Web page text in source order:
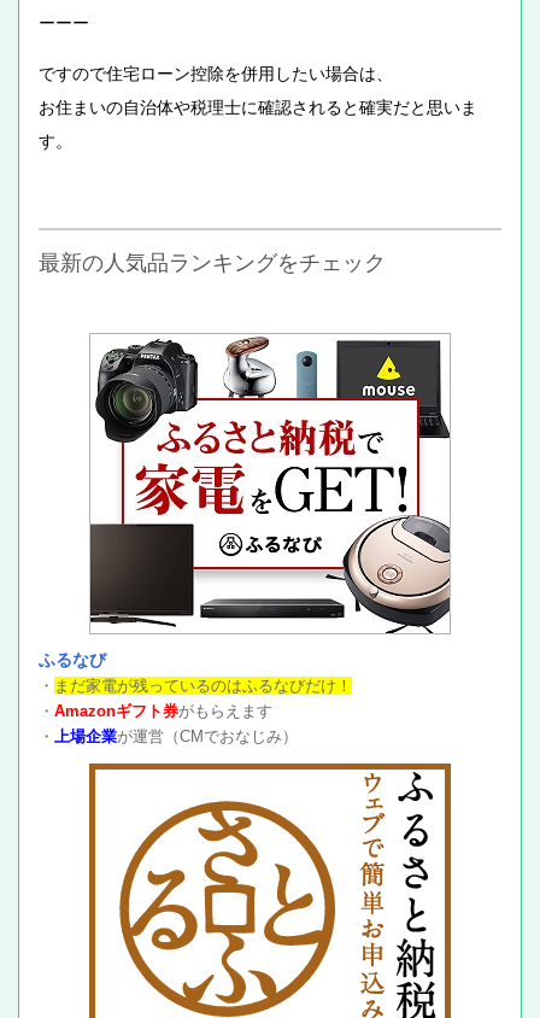
ーーー
ですので住宅ローン控除を併用したい場合は、
お住まいの自治体や税理士に確認されると確実だと思いま
す。
最新の人気品ランキングをチェック
ふるなび
・ まだ家電が残っているのはふるなびだけ！
・ Amazonギフト券がもらえます
・ 上場企業が運営（CMでおなじみ）